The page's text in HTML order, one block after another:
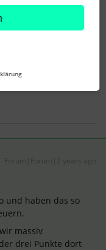
und haben das so
massiv
drei Punkte dort